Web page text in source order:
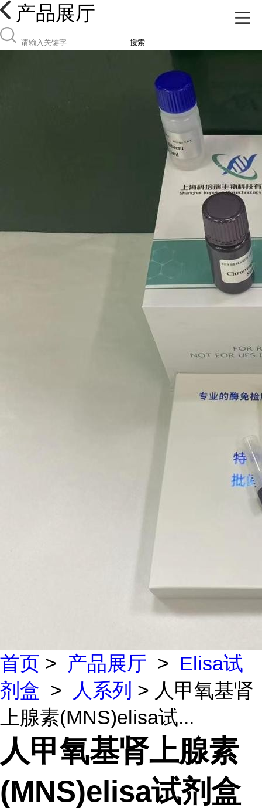
产品展厅
搜索
首页 > 产品展厅 > Elisa试
剂盒 > 人系列 > 人甲氧基肾
上腺素(MNS)elisa试...
人甲氧基肾上腺素
(MNS)elisa试剂盒